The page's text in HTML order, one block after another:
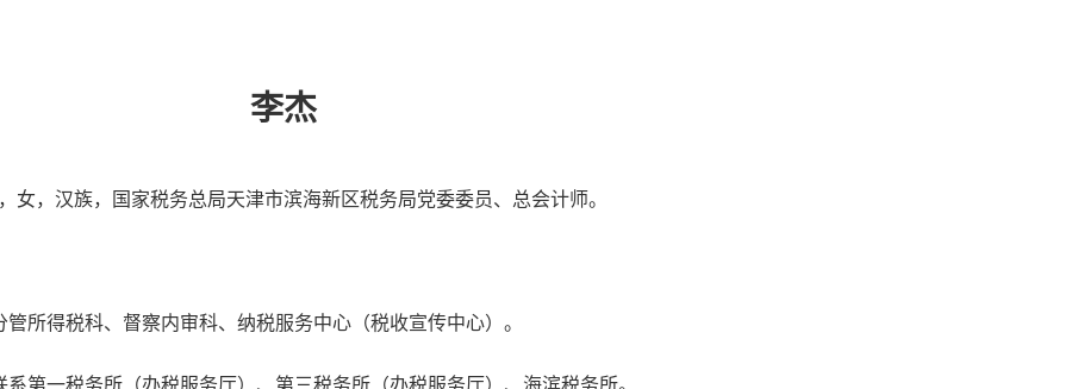
李杰
女，汉族，国家税务总局天津市滨海新区税务局党委委员、总会计师。
管所得税科、督察内审科、纳税服务中心（税收宣传中心）。
系第一税务所（办税服务厅）、第三税务所（办税服务厅）、海滨税务所。